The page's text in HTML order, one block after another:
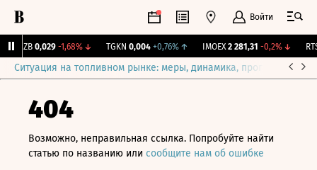
Войти
KUZB 0,029 -1,68% ↓ TGKN 0,004 +0,76%↑ IMOEX 2 281,31 -0,2%↓ RTSI
Ситуация на топливном рынке: меры, динамика, прогнозы
404
Возможно, неправильная ссылка. Попробуйте найти
статью по названию или сообщите нам об ошибке